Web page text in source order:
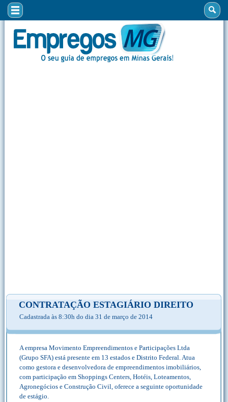
CONTRATAÇÃO ESTAGIÁRIO DIREITO
Cadastrada às 8:30h do dia 31 de março de 2014
A empresa Movimento Empreendimentos e Participações Ltda
(Grupo SFA) está presente em 13 estados e Distrito Federal. Atua
como gestora e desenvolvedora de empreendimentos imobiliários,
com participação em Shoppings Centers, Hotéis, Loteamentos,
Agronegócios e Construção Civil, oferece a seguinte oportunidade
de estágio.